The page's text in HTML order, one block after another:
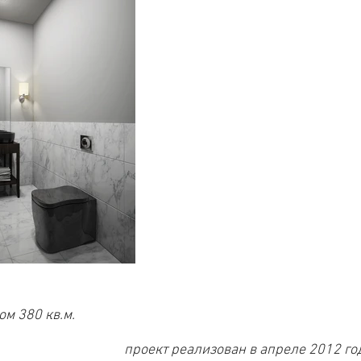
380 кв.м.
проект реализован в апреле 2012